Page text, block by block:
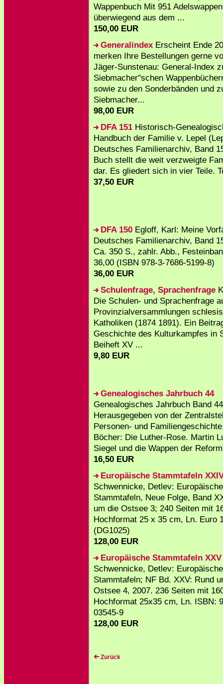
Wappenbuch Mit 951
überwiegend aus dem ...
150,00 EUR
Generalindex Erscheint Ende
merken Ihre Bestellungen gerne
Jäger-Sunstenau: General-Index
Siebmacher"schen
sowie zu den Sonderbänden und
Siebmacher...
98,00 EUR
DFA 151 Historisch-
Handbuch der Familie v. Lepel
Deutsches Familienarchiv, Band
Buch stellt die weit verzweigte
dar. Es gliedert sich in vier Teile.
37,50 EUR
DFA 150 Egloff, Karl: Meine
Deutsches Familienarchiv, Band
Ca. 350 S., zahlr. Abb.,
36,00 (ISBN 978-3-7686-5199-8)
36,00 EUR
Schulenfrage, Sprachenfrage
Die Schulen- und Sprachenfrage
Provinzialversammlungen
Katholiken (1874 1891). Ein
Geschichte des Kulturkampfes in
Beiheft XV ...
9,80 EUR
Genealogisches Jahrbuch 44
Genealogisches Jahrbuch Band
Herausgegeben von der
Personen- und
Böcher: Die Luther-Rose. Martin
Siegel und die Wappen der
16,50 EUR
Europäische Stammtafeln
Schwennicke, Detlev: Europäische
Stammtafeln, Neue Folge, Band
um die Ostsee 3; 240 Seiten mit
Hochformat 25 x 35 cm, Ln. Euro
(DG1025)
128,00 EUR
Europäische Stammtafeln XXV
Schwennicke, Detlev: Europäische
Stammtafeln; NF Bd. XXV: Rund
Ostsee 4, 2007. 236 Seiten mit
Hochformat 25x35 cm, Ln. ISBN:
03545-9
128,00 EUR
Zurück